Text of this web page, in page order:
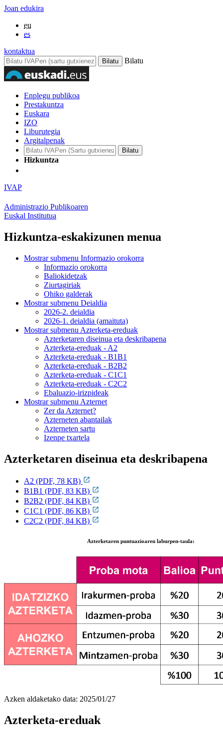
Joan edukira
eu
es
kontaktua
Bilatu
Enplegu publikoa
Prestakuntza
Euskara
IZO
Liburutegia
Argitalpenak
Hizkuntza
IVAP
Administrazio Publikoaren
Euskal Institutua
Hizkuntza-eskakizunen menua
Mostrar submenu Informazio orokorra
Informazio orokorra
Baliokidetzak
Ziurtagiriak
Ohiko galderak
Mostrar submenu Deialdia
2026-2. deialdia
2026-1. deialdia (amaituta)
Mostrar submenu Azterketa-ereduak
Azterketaren diseinua eta deskribapena
Azterketa-ereduak - A2
Azterketa-ereduak - B1B1
Azterketa-ereduak - B2B2
Azterketa-ereduak - C1C1
Azterketa-ereduak - C2C2
Ebaluazio-irizpideak
Mostrar submenu Azternet
Zer da Azternet?
Azterneten abantailak
Azterneten sartu
Izenpe txartela
Azterketaren diseinua eta deskribapena
A2 (PDF, 78 KB)
B1B1 (PDF, 83 KB)
B2B2 (PDF, 84 KB)
C1C1 (PDF, 86 KB)
C2C2 (PDF, 84 KB)
Azterketaren puntuazioaren laburpen-taula:
Azken aldaketako data: 2025/01/27
Azterketa-ereduak